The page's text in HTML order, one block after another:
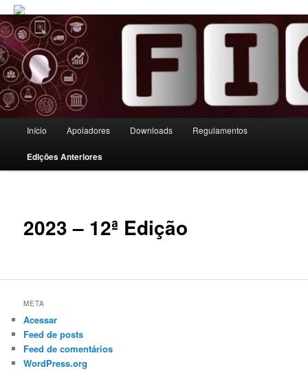
Pular para o conteúdo principal
Pular para o conteúdo secundário
Início Apoiadores Downloads Regulamentos
Edições Anteriores
2023 – 12ª Edição
META
Acessar
Feed de posts
Feed de comentários
WordPress.org